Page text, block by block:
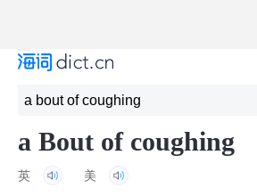
a Bout of coughing
英 美